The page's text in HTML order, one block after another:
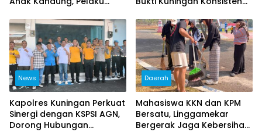
News
Kapolres Kuningan Perkuat
Sinergi dengan KSPSI AGN,
Dorong Hubungan
Daerah
Mahasiswa KKN dan KPM
Bersatu, Linggamekar
Bergerak Jaga Kebersihan